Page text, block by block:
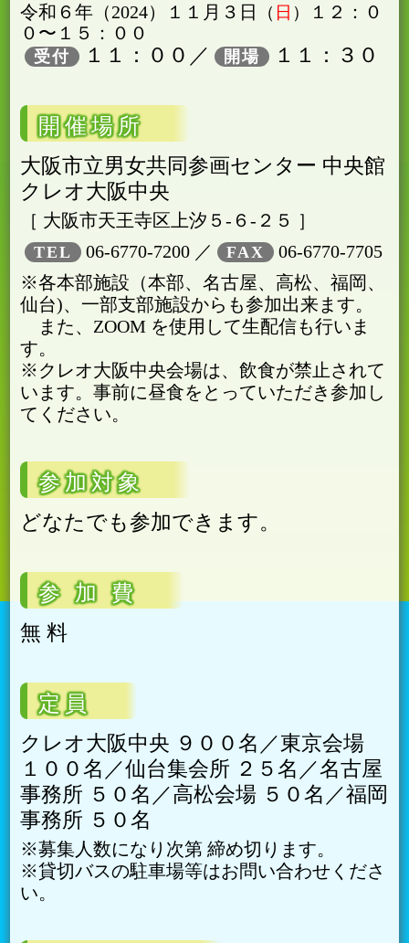
令和６年（2024）１１月３日 日
１２：０
０〜１５：００
受付 １１：００／ 開場 １１：３０
開催場所
大阪市立男女共同参画センター 中央館
クレオ大阪中央
［ 大阪市天王寺区上汐５-６-２５ ］
TEL 06-6770-7200 ／ FAX
06-6770-7705
※各本部施設（本部、名古屋、高松、福岡、
仙台)、一部支部施設からも参加出来ます。
また、ZOOM を使用して生配信も行いま
す。
※クレオ大阪中央会場は、飲食が禁止されて
います。事前に昼食をとっていただき参加し
てください。
参加対象
どなたでも参加できます。
参 加 費
無 料
定員
クレオ大阪中央 ９００名／東京会場
１００名／仙台集会所 ２５名／名古屋
事務所 ５０名／高松会場 ５０名／福岡
事務所 ５０名
※募集人数になり次第 締め切ります。
※貸切バスの駐車場等はお問い合わせくださ
い。